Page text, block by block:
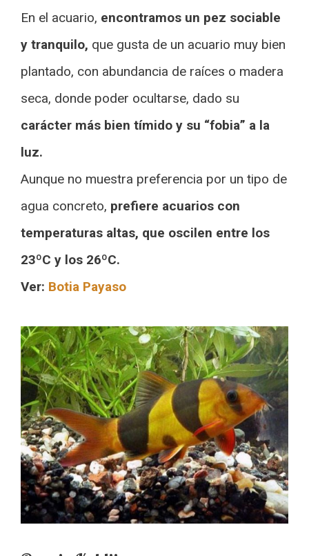
En el acuario, encontramos un pez sociable
y tranquilo, que gusta de un acuario muy bien
plantado, con abundancia de raíces o madera
seca, donde poder ocultarse, dado su
carácter más bien tímido y su “fobia” a la
luz.
Aunque no muestra preferencia por un tipo de
agua concreto, prefiere acuarios con
temperaturas altas, que oscilen entre los
23ºC y los 26ºC.
Ver: Botia Payaso